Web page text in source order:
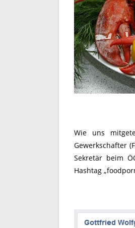
Wie uns
Gewerkschafter
Sekretär beim
Hashtag